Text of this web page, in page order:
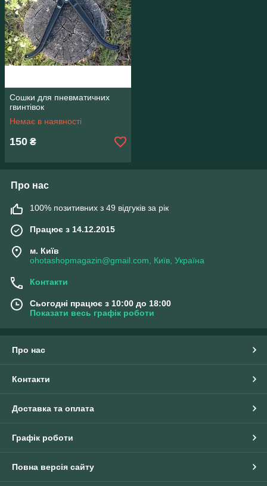
Сошки для пневматичних
гвинтівок
Немає в наявності
150 ₴
Про нас
100% позитивних з 49 відгуків за рік
Працює з 14.12.2015
м. Київ
ohotashopmagazin@gmail.com, Київ, Україна
Контакти
Сьогодні працює з 10:00 до 18:00
Показати весь графік роботи
Про нас
Контакти
Доставка та оплата
Графік роботи
Повна версія сайту